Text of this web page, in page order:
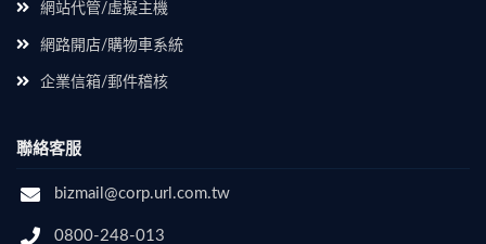
網站代管/虛擬主機
網路開店/購物車系統
企業信箱/郵件稽核
聯絡客服
bizmail@corp.url.com.tw
0800-248-013